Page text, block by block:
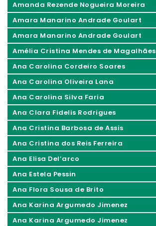
Amanda Rezende Nogueira Moreira
Amara Manarino Andrade Goulart
Amara Manarino Andrade Goulart
Amélia Cristina Mendes de Magalhães
Ana Carolina Cordeiro Soares
Ana Carolina Oliveira Lana
Ana Carolina Silva Faria
Ana Clara Fidelis Rodrigues
Ana Cristina Barbosa de Assis
Ana Cristina dos Reis Ferreira
Ana Elisa Del’arco
Ana Estela Pessin
Ana Flora Sousa de Brito
Ana Karina Argumedo Jimenez
Ana Karina Argumedo Jimenez